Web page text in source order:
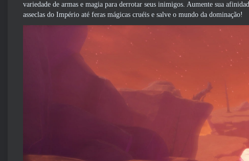
variedade de armas e magia para derrotar seus inimigos. Aumente sua
asseclas do Império até feras mágicas cruéis e salve o mundo da dominação!